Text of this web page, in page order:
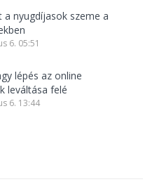
a nyugdíjasok szeme a
6. 05:51
lépés az online
leváltása felé
6. 13:44